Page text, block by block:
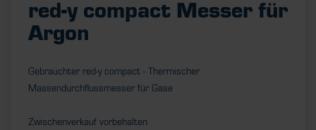
red-y compact Messer für
Argon
Gebrauchter red-y compact - Thermischer
Massendurchflussmesser für Gase
Zwischenverkauf vorbehalten